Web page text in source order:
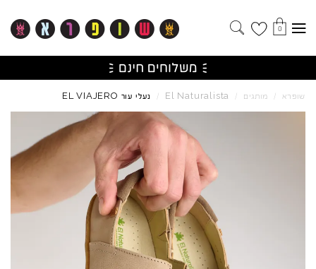
0
שופרא / מותגים /
El Naturalista
/ נעלי עור ELVIAJERO